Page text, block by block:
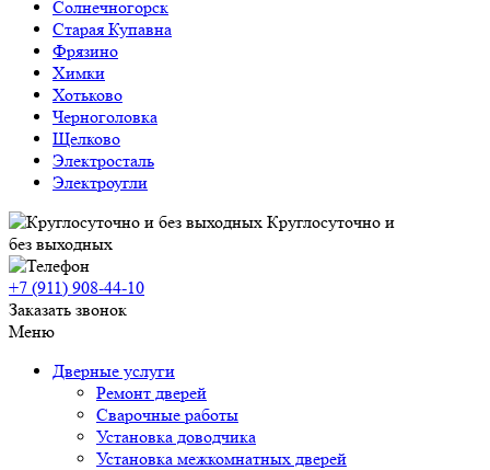
Солнечногорск
Старая Купавна
Фрязино
Химки
Хотьково
Черноголовка
Щелково
Электросталь
Электроугли
Круглосуточно и
без выходных
+7 (911) 908-44-10
Заказать звонок
Меню
Дверные услуги
Ремонт дверей
Сварочные работы
Установка доводчика
Установка межкомнатных дверей